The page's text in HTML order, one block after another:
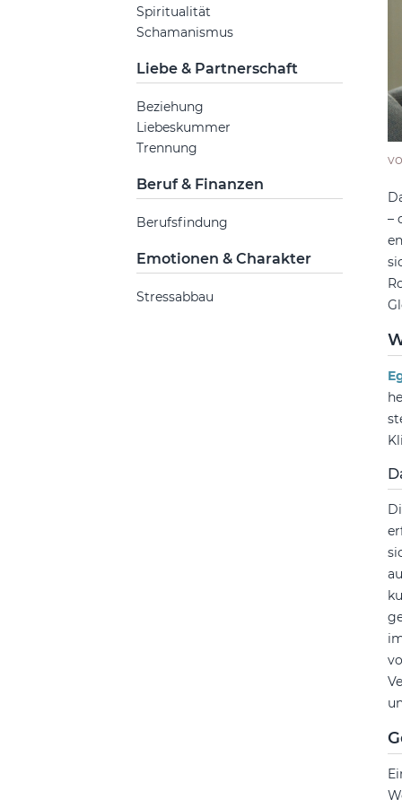
Spiritualität
Schamanismus
Liebe & Partnerschaft
Beziehung
Liebeskummer
Trennung
Beruf & Finanzen
Berufsfindung
Emotionen & Charakter
Stressabbau
–